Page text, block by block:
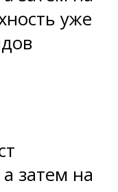
уже
затем на